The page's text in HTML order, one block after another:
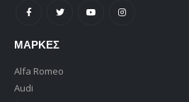
ΜΆΡΚΕΣ
Alfa Romeo
Audi